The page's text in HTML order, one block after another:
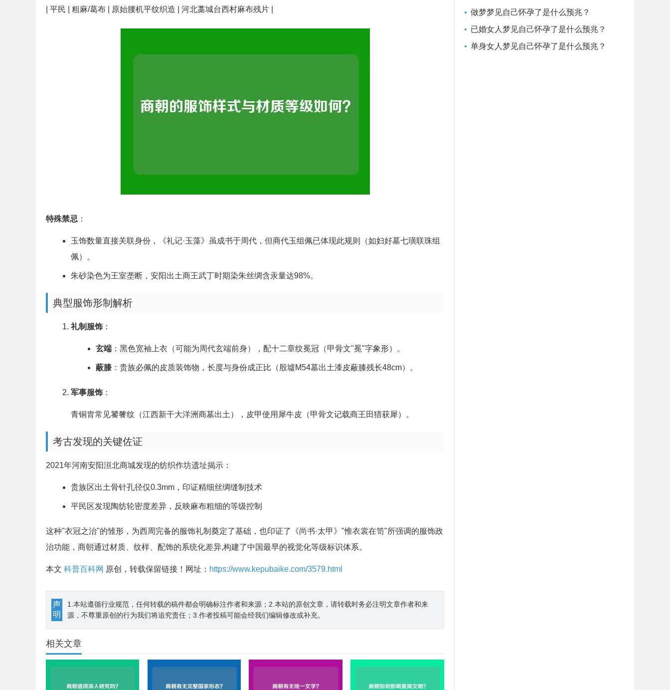
| 平民 | 粗麻/葛布 | 原始腰机平纹织造 | 河北藁城台西村麻布残片 |
特殊禁忌 ：
玉饰数量直接关联身份，《礼记·玉藻》虽成书于周代，但商代玉组佩已体现此规则（如妇好墓七璜联珠组
佩）。
朱砂染色为王室垄断，安阳出土商王武丁时期染朱丝绸含汞量达98%。
典型服饰形制解析
礼制服饰 ：
玄端 ：黑色宽袖上衣（可能为周代玄端前身），配十二章纹冕冠（甲骨文"冕"字象形）。
蔽膝 ：贵族必佩的皮质装饰物，长度与身份成正比（殷墟M54墓出土漆皮蔽膝残长48cm）。
军事服饰 ：
青铜胄常见饕餮纹（江西新干大洋洲商墓出土），皮甲使用犀牛皮（甲骨文记载商王田猎获犀）。
考古发现的关键佐证
2021年河南安阳洹北商城发现的纺织作坊遗址揭示：
贵族区出土骨针孔径仅0.3mm，印证精细丝绸缝制技术
平民区发现陶纺轮密度差异，反映麻布粗细的等级控制
这种"衣冠之治"的雏形，为西周完备的服饰礼制奠定了基础，也印证了《尚书·太甲》"惟衣裳在笥"所强调的服饰政
治功能，商朝通过材质、纹样、配饰的系统化差异,构建了中国最早的视觉化等级标识体系。
本文 科普百科网 原创，转载保留链接！网址： https://www.kepubaike.com/3579.html
声
明
1.本站遵循行业规范，任何转载的稿件都会明确标注作者和来源；2.本站的原创文章，请转载时务必注明文章作者和来
源，不尊重原创的行为我们将追究责任；3.作者投稿可能会经我们编辑修改或补充。
相关文章
做梦梦见自己怀孕了是什么预兆？
已婚女人梦见自己怀孕了是什么预兆？
单身女人梦见自己怀孕了是什么预兆？